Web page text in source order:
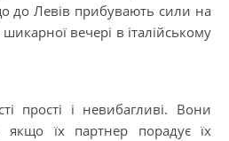
до Левів прибувають сили на
шикарної вечері в італійському
прості і невибагливі. Вони
їх партнер порадує їх